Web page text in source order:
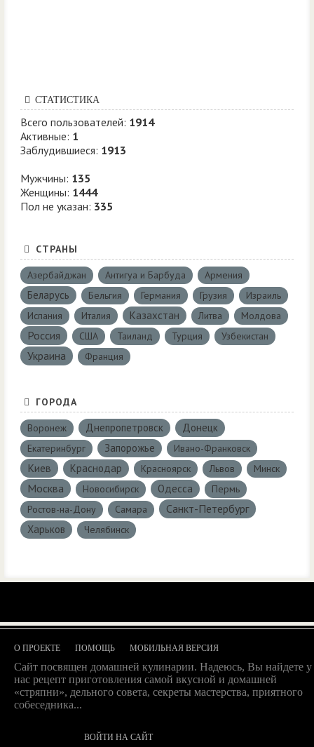
СТАТИСТИКА
Всего пользователей: 1914
Активные: 1
Заблудившиеся: 1913
Мужчины: 135
Женщины: 1444
Пол не указан: 335
СТРАНЫ
Азербайджан Антигуа и Барбуда Армения
Беларусь Бельгия Германия Грузия
Израиль
Испания
Италия Казахстан Литва Молдова
Россия США Таиланд Турция Узбекистан
Украина Франция
ГОРОДА
Воронеж Днепропетровск Донецк
Екатеринбург Запорожье Ивано-Франковск
Киев Краснодар Красноярск Львов Минск
Москва Новосибирск Одесса
Пермь
Ростов-на-Дону
Самара Санкт-Петербург
Харьков Челябинск
О ПРОЕКТЕ ПОМОЩЬ МОБИЛЬНАЯ ВЕРСИЯ
Сайт посвящен домашней кулинарии. Надеюсь, Вы найдете у
нас рецепт приготовления самой вкусной и домашней
«стряпни», дельного совета, секреты мастерства, приятного
собеседника...
ВОЙТИ НА САЙТ